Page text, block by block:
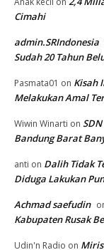
Cimahi
admin.SRIndonesia
Sudah 20 Tahun
Pasmata01 on Kisah
Melakukan Amal
Wiwin Winarti on
Bandung Barat
anti on Dalih Tidak
Diduga Lakukan
Achmad saefudin
Kabupaten Rusak
Udin'n Radio on